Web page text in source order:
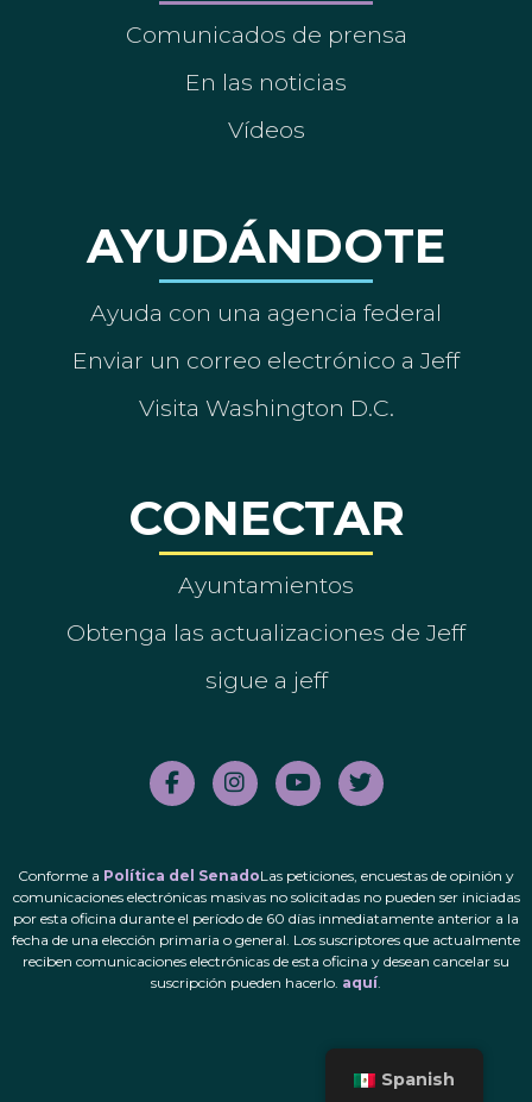
Comunicados de prensa
En las noticias
Vídeos
AYUDÁNDOTE
Ayuda con una agencia federal
Enviar un correo electrónico a Jeff
Visita Washington D.C.
CONECTAR
Ayuntamientos
Obtenga las actualizaciones de Jeff
sigue a jeff
Conforme a Política del SenadoLas peticiones, encuestas de opinión y
comunicaciones electrónicas masivas no solicitadas no pueden ser iniciadas
por esta oficina durante el período de 60 días inmediatamente anterior a la
fecha de una elección primaria o general. Los suscriptores que actualmente
reciben comunicaciones electrónicas de esta oficina y desean cancelar su
suscripción pueden hacerlo. aquí
Spanish